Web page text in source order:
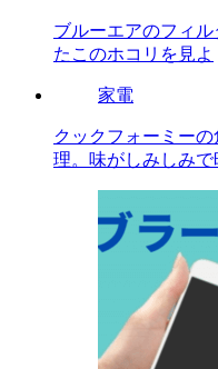
ブルーエアのフィ
たこのホコリを見よ
家電
クックフォーミー
理。味がしみしみ